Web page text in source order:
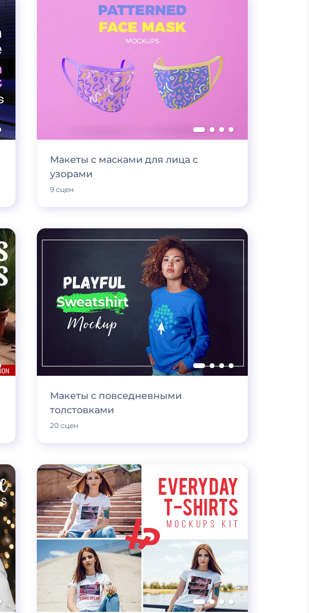
Макеты с масками для лица с
узорами
9 сцен
Макеты с повседневными
толстовками
20 сцен